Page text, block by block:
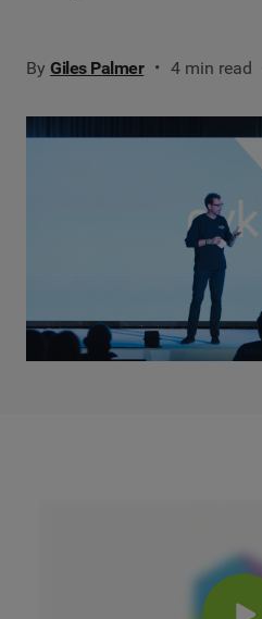
By Giles Palmer 4 min read